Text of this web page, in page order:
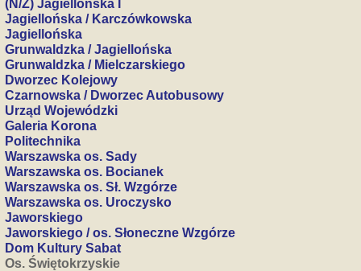
(N/Ż) Jagiellońska I
Jagiellońska / Karczówkowska
Jagiellońska
Grunwaldzka / Jagiellońska
Grunwaldzka / Mielczarskiego
Dworzec Kolejowy
Czarnowska / Dworzec Autobusowy
Urząd Wojewódzki
Galeria Korona
Politechnika
Warszawska os. Sady
Warszawska os. Bocianek
Warszawska os. Sł. Wzgórze
Warszawska os. Uroczysko
Jaworskiego
Jaworskiego / os. Słoneczne Wzgórze
Dom Kultury Sabat
Os. Świętokrzyskie